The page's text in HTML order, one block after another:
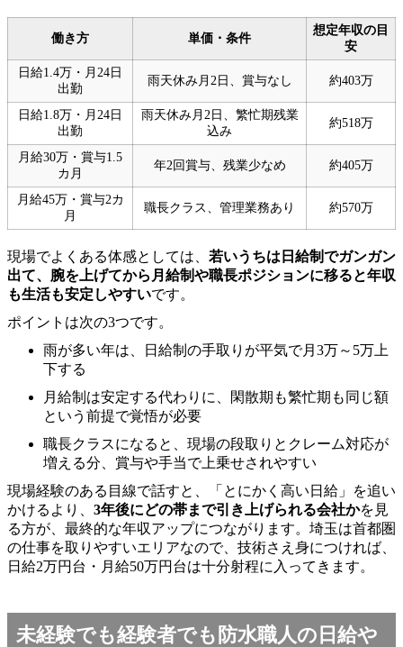
働き方 単価・条件
想定年収の目
安
日給1.4万・月24日
出勤
雨天休み月2日、賞与なし 約403万
日給1.8万・月24日
出勤
雨天休み月2日、繁忙期残業
込み
約518万
月給30万・賞与1.5
カ月
年2回賞与、残業少なめ 約405万
月給45万・賞与2カ
月
職長クラス、管理業務あり 約570万
現場でよくある体感としては、 若いうちは日給制でガンガン
出て、腕を上げてから月給制や職長ポジションに移ると年収
も生活も安定しやすいです。
ポイントは次の3つです。
雨が多い年は、日給制の手取りが平気で月3万～5万上
下する
月給制は安定する代わりに、閑散期も繁忙期も同じ額
という前提で覚悟が必要
職長クラスになると、現場の段取りとクレーム対応が
増える分、賞与や手当で上乗せされやすい
現場経験のある目線で話すと、「とにかく高い日給」を追い
かけるより、 3年後にどの帯まで引き上げられる会社かを見
る方が、最終的な年収アップにつながります。埼玉は首都圏
の仕事を取りやすいエリアなので、技術さえ身につければ、
日給2万円台・月給50万円台は十分射程に入ってきます。
未経験でも経験者でも防水職人の日給や